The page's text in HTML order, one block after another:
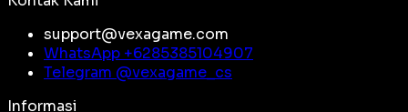
support@vexagame.com
WhatsApp +6285385104907
Telegram @vexagame_cs
Informasi